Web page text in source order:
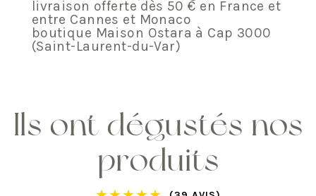
livraison offerte dès 50 € en France et
entre Cannes et Monaco
boutique Maison Ostara à Cap 3000
(Saint-Laurent-du-Var)
Ils ont dégustés nos
produits